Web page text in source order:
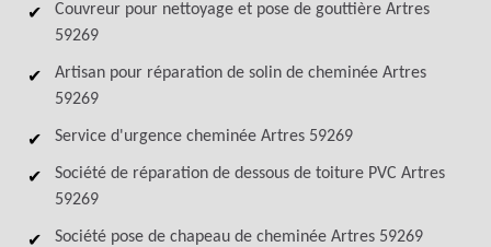
Couvreur pour nettoyage et pose de gouttière Artres
59269
Artisan pour réparation de solin de cheminée Artres
59269
Service d'urgence cheminée Artres 59269
Société de réparation de dessous de toiture PVC Artres
59269
Société pose de chapeau de cheminée Artres 59269